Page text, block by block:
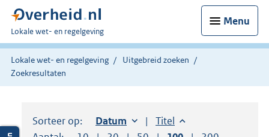
Menu
U
bent
hier:
Lokale wet- en regelgeving
Lokale wet- en regelgeving
Uitgebreid zoeken
Zoekresultaten
Sorteer op: Sorteer op:
Datum oplopendSorteer op:
Titel oplopend